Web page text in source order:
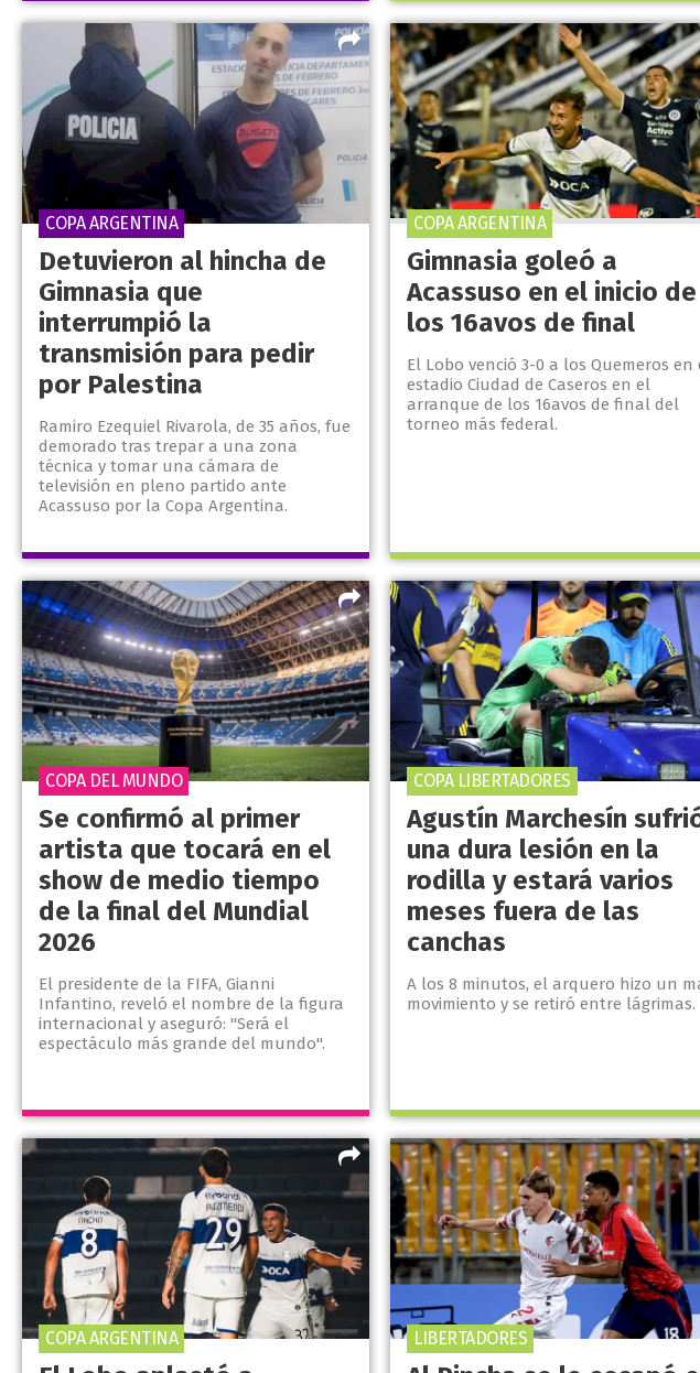
Detuvieron al hincha de
Gimnasia que
interrumpió la
transmisión para pedir
por Palestina
Ramiro Ezequiel Rivarola, de 35 años, fue
demorado tras trepar a una zona
técnica y tomar una cámara de
televisión en pleno partido ante
Acassuso por la Copa Argentina.
COPA ARGENTINA
Gimnasia goleó a
Acassuso en el inicio de
los 16avos de final
El Lobo venció 3-0 a los Quemeros en
estadio Ciudad de Caseros en el
arranque de los 16avos de final del
torneo más federal.
COPA ARGENTINA
Se confirmó al primer
artista que tocará en el
show de medio tiempo
de la final del Mundial
2026
El presidente de la FIFA, Gianni
Infantino, reveló el nombre de la figura
internacional y aseguró: "Será el
espectáculo más grande del mundo".
COPA DEL MUNDO
Agustín Marchesín
una dura lesión en la
rodilla y estará varios
meses fuera de las
canchas
A los 8 minutos, el arquero hizo un
movimiento y se retiró entre lágrimas.
COPA LIBERTADORES
COPA ARGENTINA LIBERTADORES